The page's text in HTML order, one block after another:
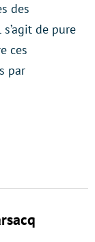
des
de pure
ces
par